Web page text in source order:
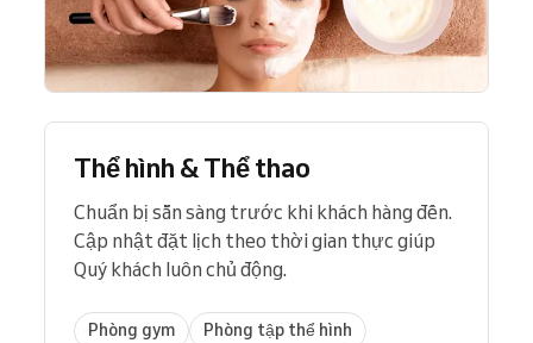
Thể hình & Thể thao
Chuẩn bị sẵn sàng trước khi khách hàng đến.
Cập nhật đặt lịch theo thời gian thực giúp
Quý khách luôn chủ động.
Phòng gym
Phòng tập thể hình